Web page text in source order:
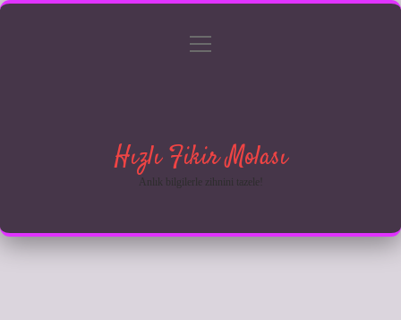
Gizlilik Politikası
menüyü
Hızlı Fikir Molası
Anlık bilgilerle zihnini tazele!